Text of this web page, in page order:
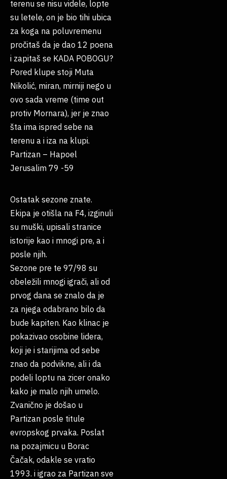
terenu se nisu videle, lopte
su letele, on je bio tihi ubica
za koga na poluvremenu
pročitaš da je dao 12 poena
i zapitaš se KADA POBOGU?
Pored klupe stoji Muta
Nikolić, miran, mirniji nego u
ovo sada vreme (time out
protiv Mornara), jer je znao
šta ima ispred sebe na
terenu a i iza na klupi.
Partizan – Hapoel
Jerusalim 79 -59
Ostatak sezone znate.
Ekipa je otišla na F4, izginuli
su muški, upisali stranice
istorije kao i mnogi pre, a i
posle njih.
Sezone pre te 97/98 su
obeležili mnogi igrači, ali od
prvog dana se znalo da je
za njega odabrano bilo da
bude kapiten. Kao klinac je
pokazivao osobine lidera,
koji je i starijima od sebe
znao da podvikne, ali i da
podeli loptu na zicer onako
kako je malo njih umelo.
Zvanično je došao u
Partizan posle titule
evropskog prvaka. Poslat
na pozajmicu u Borac
Čačak, odakle se vratio
1993. i igrao za Partizan sve